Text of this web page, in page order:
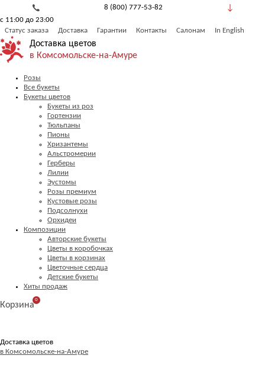
8 (800) 777-53-82
с 11:00 до 23:00
Статус заказа
Доставка Гарантии Контакты Салонам In English
Доставка цветов
в Комсомольске-на-Амуре
Розы
Все букеты
Букеты цветов
Букеты из роз
Гортензии
Тюльпаны
Пионы
Хризантемы
Альстромерии
Герберы
Лилии
Эустомы
Розы премиум
Кустовые розы
Подсолнухи
Орхидеи
Композиции
Авторские букеты
Цветы в коробочках
Цветы в корзинах
Цветочные сердца
Детские букеты
Хиты продаж
Корзина
0
Доставка цветов
в Комсомольске-на-Амуре